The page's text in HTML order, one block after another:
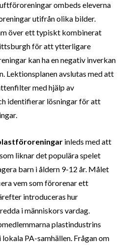
ombeds eleverna
utifrån olika bilder.
över ett typiskt kombinerat
för att ytterligare
kan ha en negativ inverkan
Lektionsplanen avslutas med att
med hjälp av
identifierar lösningar för att
inleds med att
liknar det populära spelet
barn i åldern 9-12 år. Målet
vem som förorenar ett
introduceras hur
i människors vardag.
plastindustrins
PA-samhällen. Frågan om